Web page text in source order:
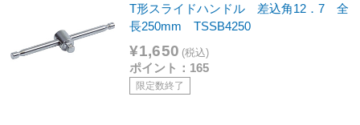
T形スライドハンドル 差込角12．7 全
長250mm TSSB4250
¥1,650 (税込)
ポイント：165
限定数終了